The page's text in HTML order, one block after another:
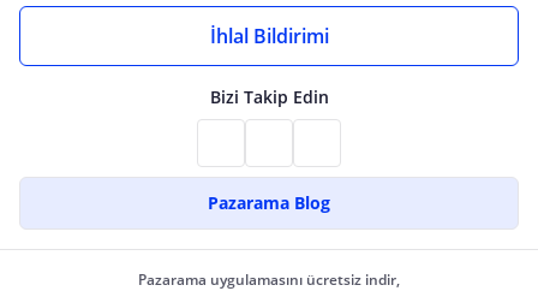
İhlal Bildirimi
Bizi Takip Edin
Pazarama Blog
Pazarama uygulamasını ücretsiz indir,